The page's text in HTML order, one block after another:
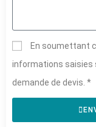
En soumettant
informations saisies
demande de devis. *